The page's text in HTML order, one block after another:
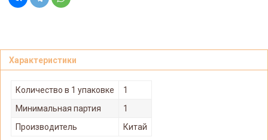
Характеристики
Количество в 1 упаковке
1
Минимальная партия
1
Производитель
Китай